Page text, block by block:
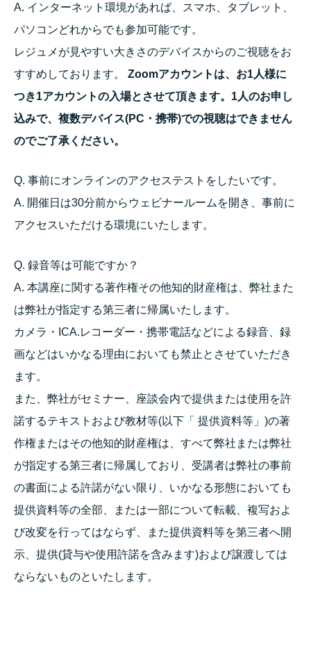
A. インターネット環境があれば、スマホ、タブレット、
パソコンどれからでも参加可能です。
レジュメが見やすい大きさのデバイスからのご視聴をお
すすめしております。
Zoomアカウントは、お1人様に
つき1アカウントの入場とさせて頂きます。1人のお申し
込みで、複数デバイス(PC・携帯)での視聴はできません
のでご了承ください。
Q. 事前にオンラインのアクセステストをしたいです。
A. 開催日は30分前からウェビナールームを開き、事前に
アクセスいただける環境にいたします。
Q. 録音等は可能ですか？
A. 本講座に関する著作権その他知的財産権は、弊社また
は弊社が指定する第三者に帰属いたします。
カメラ・ICA.レコーダー・携帯電話などによる録音、録
画などはいかなる理由においても禁止とさせていただき
ます。
また、弊社がセミナー、座談会内で提供または使用を許
諾するテキストおよび教材等(以下「 提供資料等」)の著
作権またはその他知的財産権は、すべて弊社または弊社
が指定する第三者に帰属しており、受講者は弊社の事前
の書面による許諾がない限り、いかなる形態においても
提供資料等の全部、または一部について転載、複写およ
び改変を行ってはならず、また提供資料等を第三者へ開
示、提供(貸与や使用許諾を含みます)および譲渡しては
ならないものといたします。